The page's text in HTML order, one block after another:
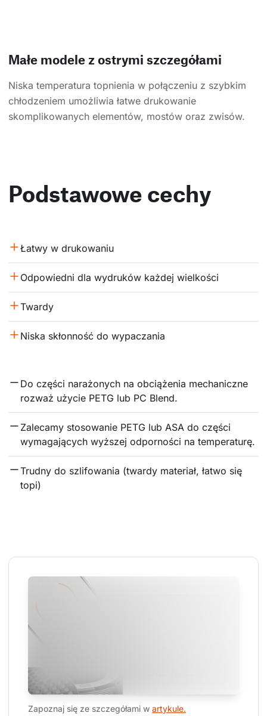
Małe modele z ostrymi szczegółami
Niska temperatura topnienia w połączeniu z szybkim
chłodzeniem umożliwia łatwe drukowanie
skomplikowanych elementów, mostów oraz zwisów.
Podstawowe cechy
Łatwy w drukowaniu
Odpowiedni dla wydruków każdej wielkości
Twardy
Niska skłonność do wypaczania
Do części narażonych na obciążenia mechaniczne
rozważ użycie PETG lub PC Blend.
Zalecamy stosowanie PETG lub ASA do części
wymagających wyższej odporności na temperaturę.
Trudny do szlifowania (twardy materiał, łatwo się
topi)
Zapoznaj się ze szczegółami w artykule.